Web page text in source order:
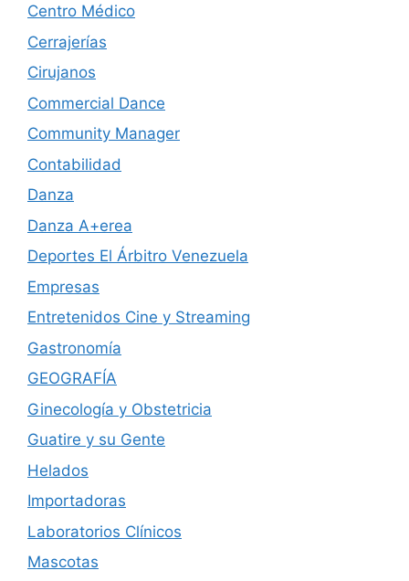
Centro Médico
Cerrajerías
Cirujanos
Commercial Dance
Community Manager
Contabilidad
Danza
Danza A+erea
Deportes El Árbitro Venezuela
Empresas
Entretenidos Cine y Streaming
Gastronomía
GEOGRAFÍA
Ginecología y Obstetricia
Guatire y su Gente
Helados
Importadoras
Laboratorios Clínicos
Mascotas